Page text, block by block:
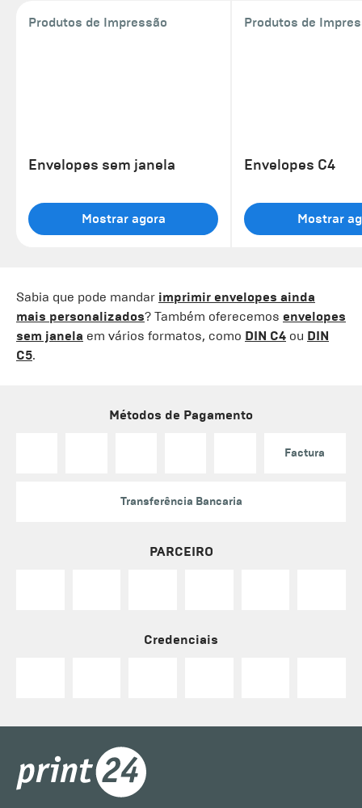
Produtos de Impressão
Envelopes sem janela
Mostrar agora
Produtos de
Envelopes C4
Mostrar
Sabia que pode mandar imprimir envelopes ainda
mais personalizados? Também oferecemos envelopes
sem janela em vários formatos, como DIN C4 ou DIN
C5.
Métodos de Pagamento
Factura
Transferência Bancaria
PARCEIRO
Credenciais